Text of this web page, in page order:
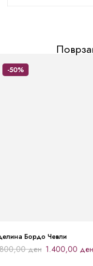
-50%
Бордо Чевли
ден 1.400,00 ден